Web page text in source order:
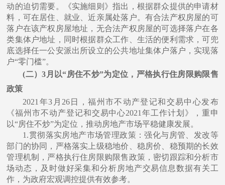
动的迫切需要。《实施细则》指出，根据群众提供的申请材
料，可在居住、就业、近亲属处落户。有合法产权房屋的可
落户在该产权房屋地址，⽆合法产权房屋的可选择落户在各
类集体户地址，同时根据群众⼯作、⽣活的便利需求，可兜
底选择任⼀公安派出所设⽴的公共地址集体户落户，实现落
户“零⻔槛”。
(⼆）3⽉以“房住不炒”为定位，严格执⾏住房限购限售
政策
2021年3⽉26⽇，福州市不动产登记和交易中⼼发布
《福州市不动产登记和交易中⼼2021年⼯作计划》，重申
以“房住不炒”为定位，推动房地产市场平稳健康发展。
1.贯彻落实房地产市场管理政策：强化与房管、发改等
部⻔的协同，严格落实上级稳地价、稳房价、稳预期的⻓效
管理机制，严格执⾏住房限购限售政策，密切跟踪和分析市
场动态，及时做好采集和分析房地产交易信息数据有关⼯
作，为政府宏观调控提供有效参考。